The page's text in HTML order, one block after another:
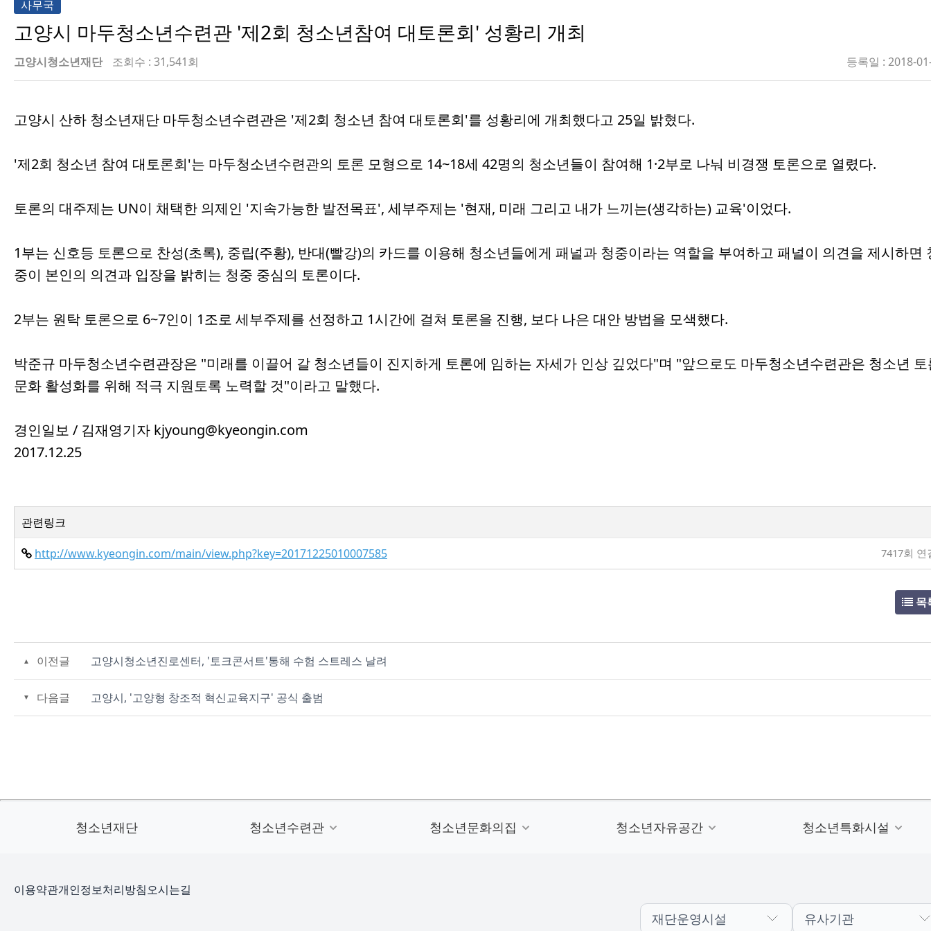
사무국
고양시 마두청소년수련관 '제2회 청소년참여 대토론회' 성황리 개최
고양시청소년재단 조회수 : 31,541회 등록일 : 2018-
고양시 산하 청소년재단 마두청소년수련관은 '제2회 청소년 참여 대토론회'를 성황리에 개최했다고 25일 밝혔다.
'제2회 청소년 참여 대토론회'는 마두청소년수련관의 토론 모형으로 14~18세 42명의 청소년들이 참여해 1·2부로 나눠 비경쟁 토론으로 열렸다.
토론의 대주제는 UN이 채택한 의제인 '지속가능한 발전목표', 세부주제는 '현재, 미래 그리고 내가 느끼는(생각하는) 교육'이었다.
1부는 신호등 토론으로 찬성(초록), 중립(주황), 반대(빨강)의 카드를 이용해 청소년들에게 패널과 청중이라는 역할을 부여하고 패널이 의견을 제시하면
중이 본인의 의견과 입장을 밝히는 청중 중심의 토론이다.
2부는 원탁 토론으로 6~7인이 1조로 세부주제를 선정하고 1시간에 걸쳐 토론을 진행, 보다 나은 대안 방법을 모색했다.
박준규 마두청소년수련관장은 "미래를 이끌어 갈 청소년들이 진지하게 토론에 임하는 자세가 인상 깊었다"며 "앞으로도 마두청소년수련관은 청소년
문화 활성화를 위해 적극 지원토록 노력할 것"이라고 말했다.
경인일보 / 김재영기자 kjyoung@kyeongin.com
2017.12.25
관련링크
http://www.kyeongin.com/main/view.php?key=20171225010007585 7417회 연
목
이전글 고양시청소년진로센터, '토크콘서트'통해 수험 스트레스 날려
다음글 고양시, '고양형 창조적 혁신교육지구' 공식 출범
청소년재단 청소년수련관 청소년문화의집 청소년자유공간 청소년특화시설
이용약관개인정보처리방침오시는길
재단운영시설 유사기관